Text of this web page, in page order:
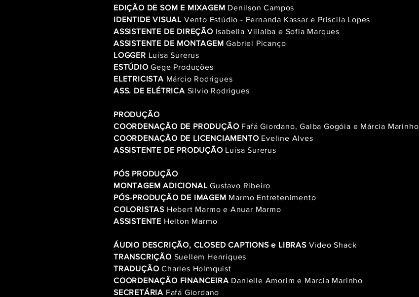
EDIÇÃO DE SOM E MIXAGEM Denilson Campos
IDENTIDE VISUAL Vento Estúdio - Fernanda Kassar e Priscila Lopes
ASSISTENTE DE DIREÇÃO Isabella Villalba e Sofia Marques
ASSISTENTE DE MONTAGEM Gabriel Picanço
LOGGER Luísa Surerus
ESTÚDIOGege Produções
ELETRICISTA Márcio Rodrigues
ASS. DE ELÉTRICA Silvio Rodrigues
PRODUÇÃO
COORDENAÇÃO DE PRODUÇÃO Fafá Giordano, Galba Gogóia e Márcia Marinho
COORDENAÇÃO DE LICENCIAMENTO Eveline Alves
ASSISTENTE DE PRODUÇÃO Luísa Surerus
PÓS PRODUÇÃO
MONTAGEM ADICIONALGustavo Ribeiro
PÓS-PRODUÇÃO DE IMAGEM Marmo Entretenimento
COLORISTAS Hebert Marmo e Anuar Marmo
ASSISTENTE Helton Marmo
ÁUDIO DESCRIÇÃO, CLOSED CAPTIONS e LIBRASVideo Shack
TRANSCRIÇÃO Suellem Henriques
TRADUÇÃOCharles Holmquist
COORDENAÇÃO FINANCEIRA Danielle Amorim e Marcia Marinho
SECRETÁRIA Fafá Giordano